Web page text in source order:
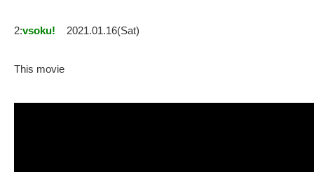
2:vsoku! 2021.01.16(Sat)
This movie